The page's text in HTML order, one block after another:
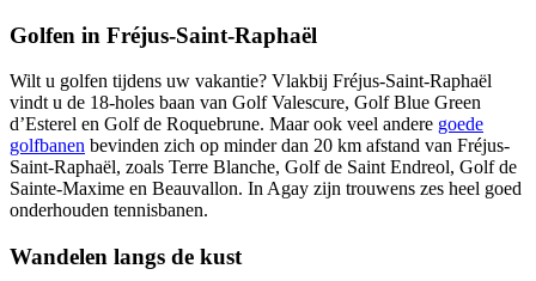
Golfen in Fréjus-Saint-Raphaël
Wilt u golfen tijdens uw vakantie? Vlakbij Fréjus-Saint-Raphaël
vindt u de 18-holes baan van Golf Valescure, Golf Blue Green
d’Esterel en Golf de Roquebrune. Maar ook veel andere goede
golfbanen bevinden zich op minder dan 20 km afstand van Fréjus-
Saint-Raphaël, zoals Terre Blanche, Golf de Saint Endreol, Golf de
Sainte-Maxime en Beauvallon. In Agay zijn trouwens zes heel goed
onderhouden tennisbanen.
Wandelen langs de kust